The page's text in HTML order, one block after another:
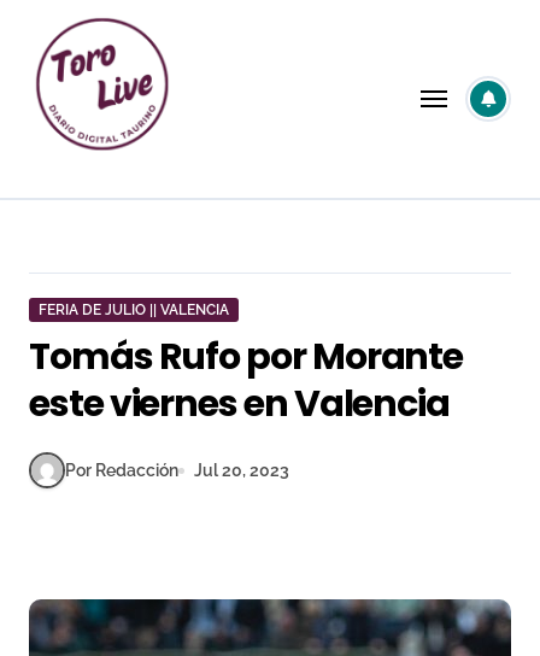
contenido
FERIA DE JULIO || VALENCIA
Tomás Rufo por Morante
este viernes en Valencia
Por Redacción Jul 20, 2023